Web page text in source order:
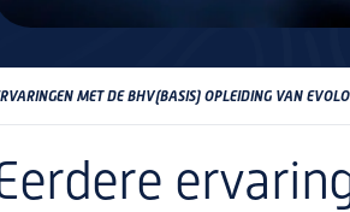
MET DE BHV(BASIS) OPLEIDING VAN